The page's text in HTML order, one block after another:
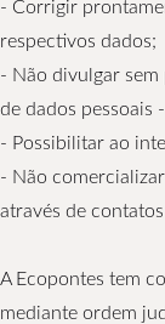
- Corrigir
respectivos dados;
- Não divulgar
de dados pessoais
- Possibilitar ao
- Não
através de
A Ecopontes tem
mediante ordem